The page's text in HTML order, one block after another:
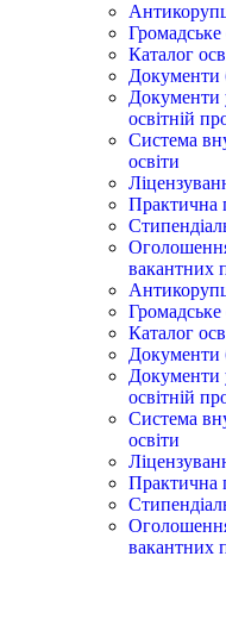
Каталог
Документи
Документи
освітній
Система
освіти
Практична
вакантних
Каталог
Документи
Документи
освітній
Система
освіти
Практична
вакантних